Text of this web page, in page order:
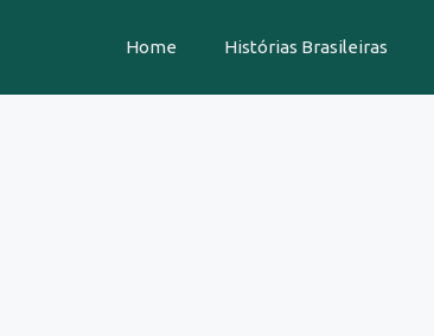
Home Histórias Brasileiras